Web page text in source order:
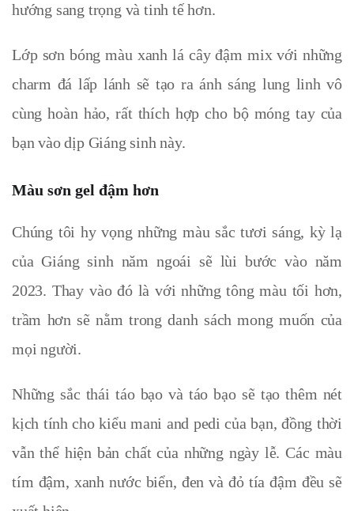
hướng sang trọng và tinh tế hơn.
Lớp sơn bóng màu xanh lá cây đậm mix với những
charm đá lấp lánh sẽ tạo ra ánh sáng lung linh vô
cùng hoàn hảo, rất thích hợp cho bộ móng tay của
bạn vào dịp Giáng sinh này.
Màu sơn gel đậm hơn
Chúng tôi hy vọng những màu sắc tươi sáng, kỳ lạ
của Giáng sinh năm ngoái sẽ lùi bước vào năm
2023. Thay vào đó là với những tông màu tối hơn,
trầm hơn sẽ nằm trong danh sách mong muốn của
mọi người.
Những sắc thái táo bạo và táo bạo sẽ tạo thêm nét
kịch tính cho kiểu mani and pedi của bạn, đồng thời
vẫn thể hiện bản chất của những ngày lễ. Các màu
tím đậm, xanh nước biển, đen và đỏ tía đậm đều sẽ